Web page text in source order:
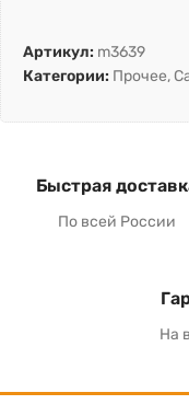
Артикул: m3639
Категории: Прочее,
Быстрая
По всей России
На